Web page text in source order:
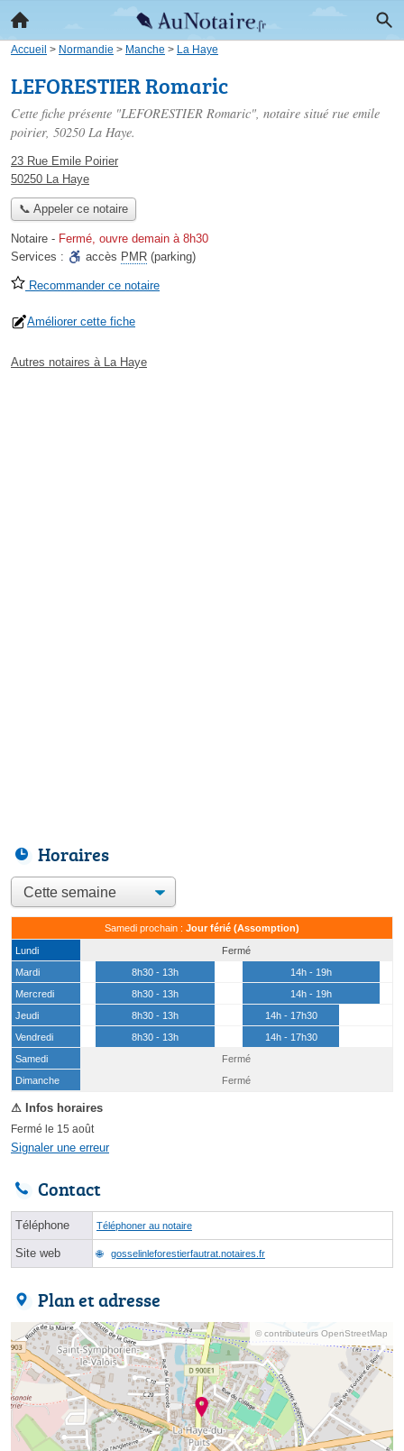
Accueil > Normandie > Manche > La Haye
LEFORESTIER Romaric
Cette fiche présente "LEFORESTIER Romaric", notaire situé rue emile
poirier, 50250 La Haye.
23 Rue Emile Poirier
50250 La Haye
📞 Appeler ce notaire
Notaire - Fermé, ouvre demain à 8h30
Services :
accès PMR (parking)
Recommander ce notaire
Améliorer cette fiche
Autres notaires à La Haye
Horaires
Samedi prochain : Jour férié (Assomption)
Lundi
Fermé
Mardi
8h30 - 13h
14h - 19h
Mercredi
8h30 - 13h
14h - 19h
Jeudi
8h30 - 13h
14h - 17h30
Vendredi
8h30 - 13h
14h - 17h30
Samedi
(15 août)
Fermé
Dimanche
Fermé
Fermé le 15 août
Signaler une erreur
Contact
Téléphone Téléphoner au notaire
Site web gosselinleforestierfautrat.notaires.fr
Plan et adresse
© contributeurs OpenStreetMap